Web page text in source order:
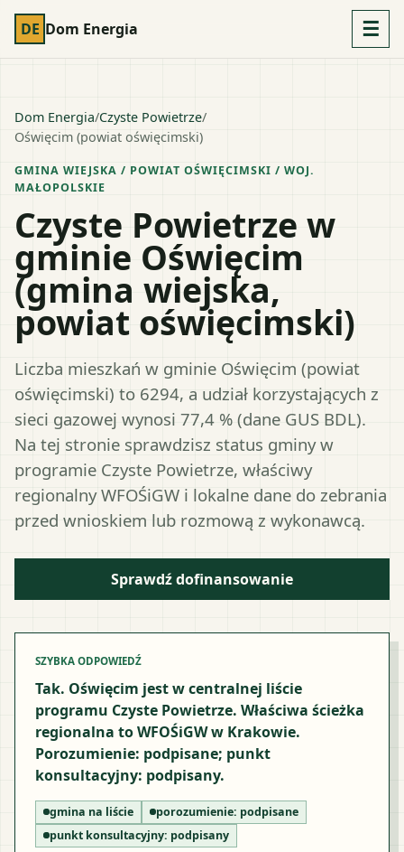
DE Dom Energia ☰
Dom Energia/Czyste Powietrze/
Oświęcim (powiat oświęcimski)
GMINA WIEJSKA / POWIAT OŚWIĘCIMSKI / WOJ.
MAŁOPOLSKIE
Czyste Powietrze w
gminie Oświęcim
(gmina wiejska,
powiat oświęcimski)
Liczba mieszkań w gminie Oświęcim (powiat
oświęcimski) to 6294, a udział korzystających z
sieci gazowej wynosi 77,4 % (dane GUS BDL).
Na tej stronie sprawdzisz status gminy w
programie Czyste Powietrze, właściwy
regionalny WFOŚiGW i lokalne dane do zebrania
przed wnioskiem lub rozmową z wykonawcą.
Sprawdź dofinansowanie
SZYBKA ODPOWIEDŹ
Tak. Oświęcim jest w centralnej liście
programu Czyste Powietrze. Właściwa ścieżka
regionalna to WFOŚiGW w Krakowie.
Porozumienie: podpisane; punkt
konsultacyjny: podpisany.
gmina na liście porozumienie: podpisane
punkt konsultacyjny: podpisany